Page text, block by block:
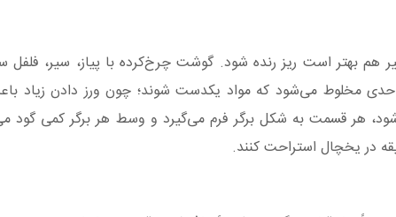
هم بهتر است ریز رنده شود. گوشت چرخ‌کرده با پیاز، سیر، فلفل
مخلوط می‌شود که مواد یکدست شوند؛ چون ورز دادن زیاد
به ۴ قسمت تقسیم می‌شود، هر قسمت به شکل برگر فرم می‌گیرد و وسط هر برگر کمی